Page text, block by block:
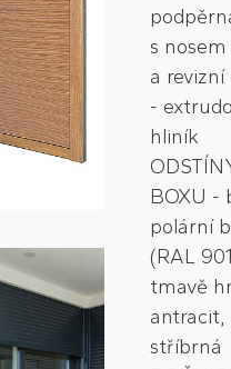
s
a
-
hliník
BOXU -
polární
(RAL
tmavě
antracit,
stříbrná